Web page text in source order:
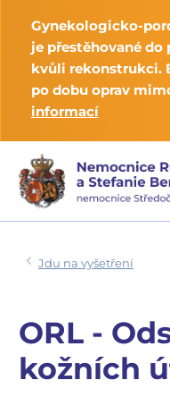
Gynekologicko-
je přestěhované do
kvůli rekonstrukci.
po dobu oprav
informací
Jdu na vyšetření
ORL -
kožních